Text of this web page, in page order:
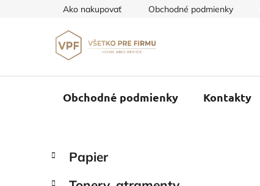
Ako nakupovať Obchodné podmienky
Obchodné podmienky Kontakty
B
č
kategórie
K
a
Papier